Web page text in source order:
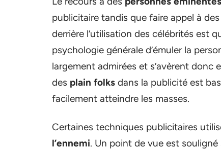
publicitaire tandis que faire appel à
derrière l’utilisation des célébrités est
psychologie générale d’émuler la
largement admirées et s’avèrent donc
des plain folks dans la publicité est
facilement atteindre les masses.
Certaines techniques publicitaires
l’ennemi. Un point de vue est